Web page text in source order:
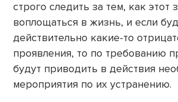
строго следить за тем, как этот
воплощаться в жизнь, и если
действительно какие-то
проявления, то по требованию
будут приводить в действия
мероприятия по их устранению.